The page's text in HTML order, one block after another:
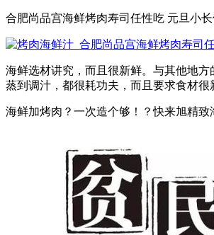
合肥尚品宫海鲜烤肉寿司任性吃 元旦小
海鲜选材讲究，而且很新鲜。与其他地
蒸到调汁，都很耗功夫，而且要求食材
海鲜加烤肉？一次造个够！？快来旭精致